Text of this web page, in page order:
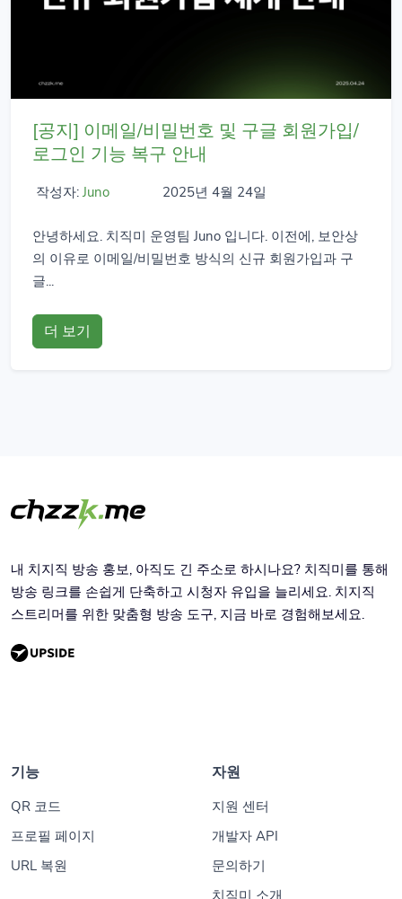
[공지] 이메일/비밀번호 및 구글 회원가입/
로그인 기능 복구 안내
작성자: Juno 2025년 4월 24일
안녕하세요. 치직미 운영팀 Juno 입니다. 이전에, 보안상
의 이유로 이메일/비밀번호 방식의 신규 회원가입과 구
글...
더 보기
내 치지직 방송 홍보, 아직도 긴 주소로 하시나요? 치직미를 통해
방송 링크를 손쉽게 단축하고 시청자 유입을 늘리세요. 치지직
스트리머를 위한 맞춤형 방송 도구, 지금 바로 경험해보세요.
기능
QR 코드
프로필 페이지
URL 복원
자원
지원 센터
개발자 API
문의하기